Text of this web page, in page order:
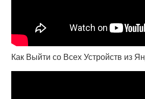
Как Выйти со Всех Устройств из